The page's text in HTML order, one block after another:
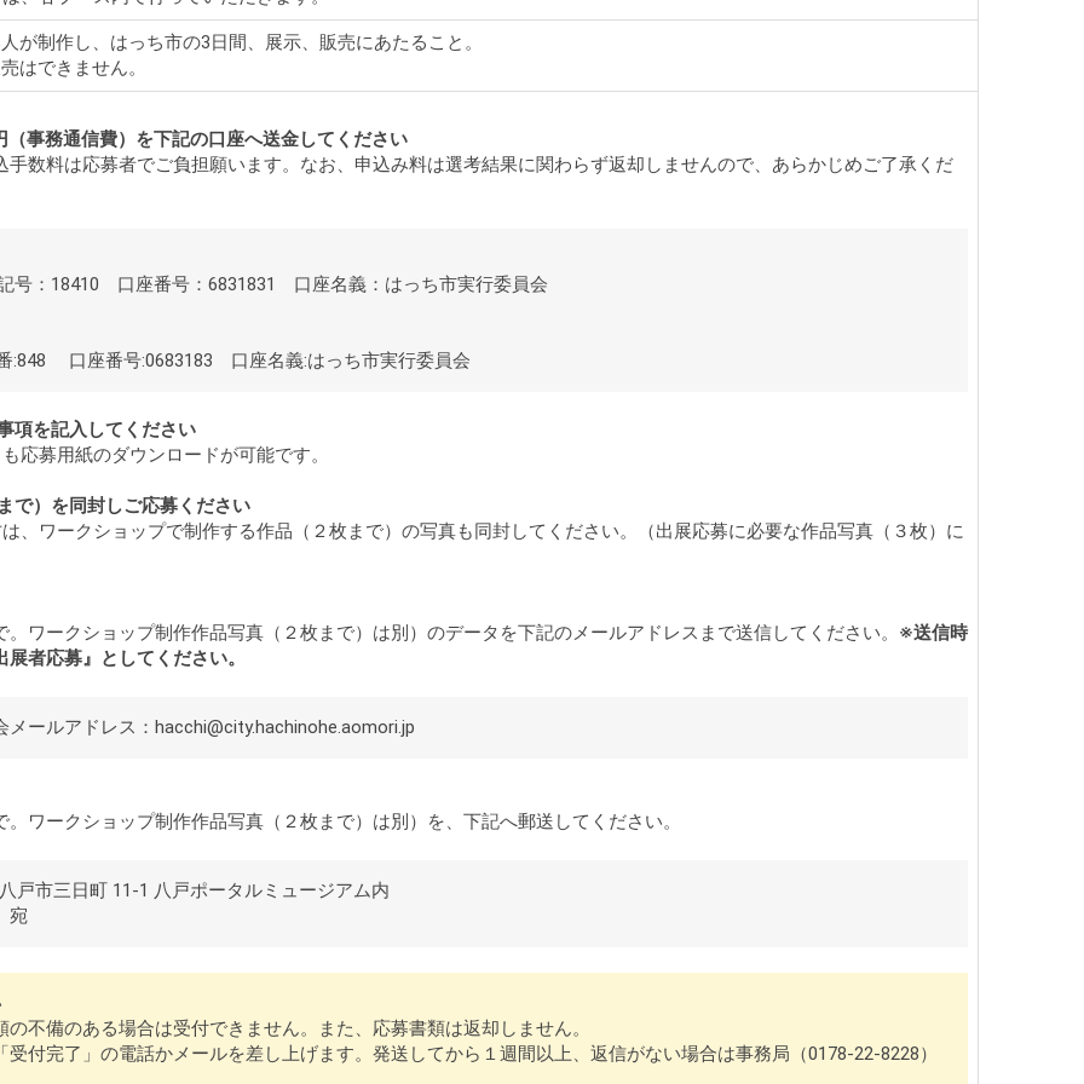
が制作し、はっち市の3日間、展示、販売にあたること。
はできません。
事務通信費）を下記の口座へ送金してください
手数料は応募者でご負担願います。なお、申込み料は選考結果に関わらず返却しませんので、あらかじめご了承くだ
：18410 口座番号：6831831 口座名義：はっち市実行委員会
:848 口座番号:0683183 口座名義:はっち市実行委員会
項を記入してください
応募用紙のダウンロードが可能です。
で）を同封しご応募ください
、ワークショップで制作する作品（２枚まで）の写真も同封してください。（出展応募に必要な作品写真（３枚）に
ワークショップ制作作品写真（２枚まで）は別）のデータを下記のメールアドレスまで送信してください。 ※送信時
者応募』としてください。
ールアドレス：hacchi@city.hachinohe.aomori.jp
ワークショップ制作作品写真（２枚まで）は別）を、下記へ郵送してください。
戸市三日町 11-1 八戸ポータルミュージアム内
宛
不備のある場合は受付できません。また、応募書類は返却しません。
付完了」の電話かメールを差し上げます。発送してから１週間以上、返信がない場合は事務局（0178-22-8228）